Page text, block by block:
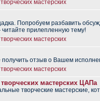
мастерских
Попробуем разбавить
прилепленную тему!
мастерских
отзыв о Вашем
мастерских
мастерских ЦАПа
творческие мастерские,